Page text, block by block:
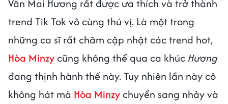
Văn Mai Hương rất được ưa thích và trở thành
trend Tik Tok vô cùng thú vị. Là một trong
những ca sĩ rất chăm cập nhật các trend hot,
Hòa Minzycũng không thể qua ca khúc Hương
đang thịnh hành thế này. Tuy nhiên lần này cô
không hát mà Hòa Minzychuyển sang nhảy và